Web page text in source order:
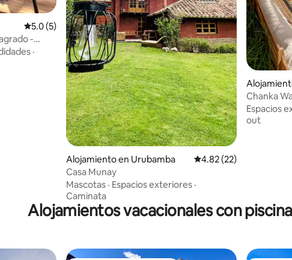
Calificación promedio: 5.0 de 5, 5 reseñas
5.0 (5)
-
·
Alojamiento en Urubamba Calificación promedio:
4.82 (22)
Casa Munay
Mascotas · Espacios exteriores ·
Caminata
Chanka
Espacios
out
Alojamientos vacacionales con